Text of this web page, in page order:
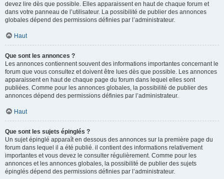
devez lire dès que possible. Elles apparaissent en haut de chaque forum et
dans votre panneau de l’utilisateur. La possibilité de publier des annonces
globales dépend des permissions définies par l’administrateur.
Haut
Que sont les annonces ?
Les annonces contiennent souvent des informations importantes concernant le
forum que vous consultez et doivent être lues dès que possible. Les annonces
apparaissent en haut de chaque page du forum dans lequel elles sont
publiées. Comme pour les annonces globales, la possibilité de publier des
annonces dépend des permissions définies par l’administrateur.
Haut
Que sont les sujets épinglés ?
Un sujet épinglé apparaît en dessous des annonces sur la première page du
forum dans lequel il a été publié. il contient des informations relativement
importantes et vous devez le consulter régulièrement. Comme pour les
annonces et les annonces globales, la possibilité de publier des sujets
épinglés dépend des permissions définies par l’administrateur.